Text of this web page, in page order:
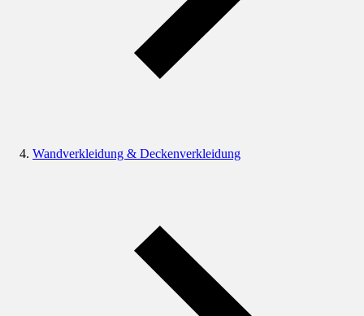
Wandverkleidung & Deckenverkleidung